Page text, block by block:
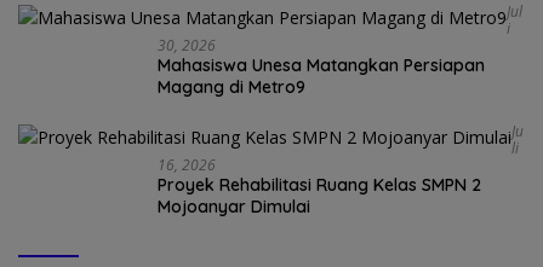
Jul
I
30, 2026
Mahasiswa Unesa Matangkan Persiapan
Magang di Metro9
Ju
Li
16, 2026
Proyek Rehabilitasi Ruang Kelas SMPN 2
Mojoanyar Dimulai